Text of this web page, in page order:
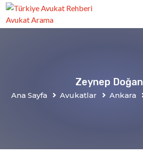
Zeynep Doğan
Ana Sayfa Avukatlar Ankara